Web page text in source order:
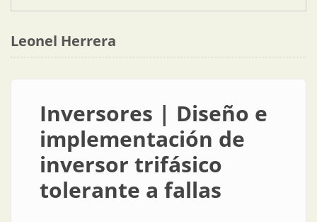
Leonel Herrera
Inversores | Diseño e
implementación de
inversor trifásico
tolerante a fallas